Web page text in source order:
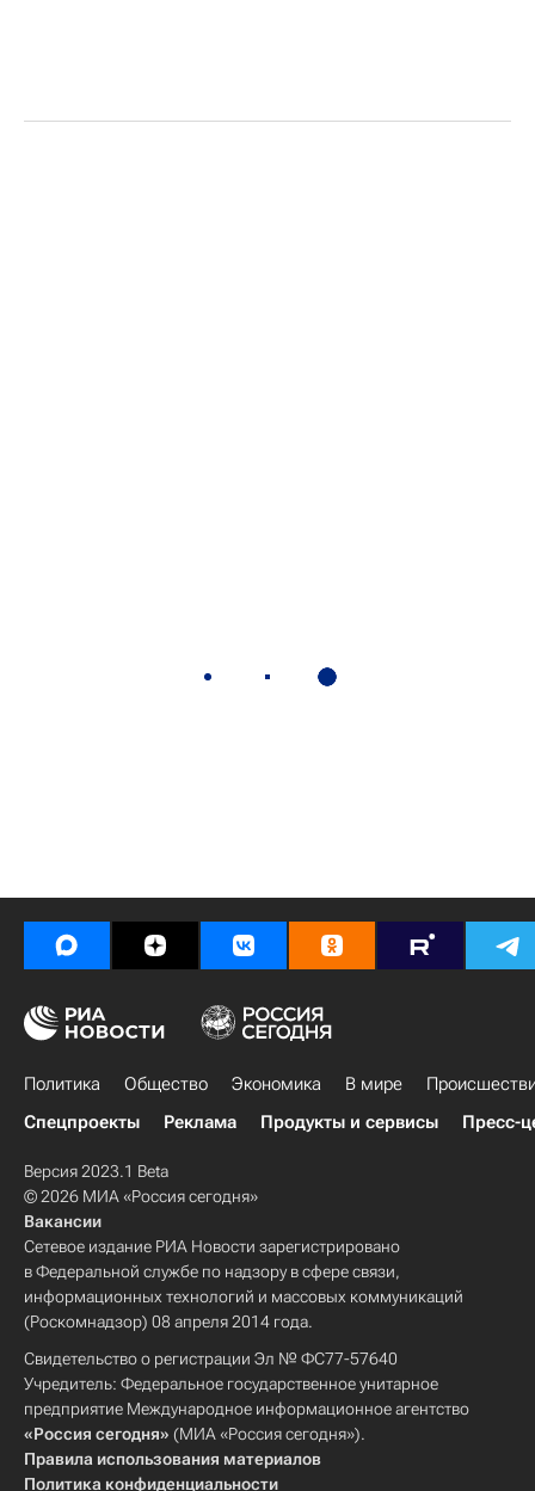
Политика Общество Экономика В мире
Спецпроекты
Реклама Продукты и сервисы Пресс-
Версия 2023.1 Beta
© 2026 МИА «Россия сегодня»
Вакансии
Сетевое издание РИА Новости зарегистрировано
в Федеральной службе по надзору в сфере связи,
информационных технологий и массовых коммуникаций
(Роскомнадзор) 08 апреля 2014 года.
Свидетельство о регистрации Эл № ФС77-57640
Учредитель: Федеральное государственное унитарное
предприятие Международное информационное агентство
«Россия сегодня» (МИА «Россия сегодня»).
Правила использования материалов
Политика конфиденциальности